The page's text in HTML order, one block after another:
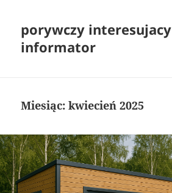
porywczy interesujacy
informator
Miesiąc:kwiecień 2025